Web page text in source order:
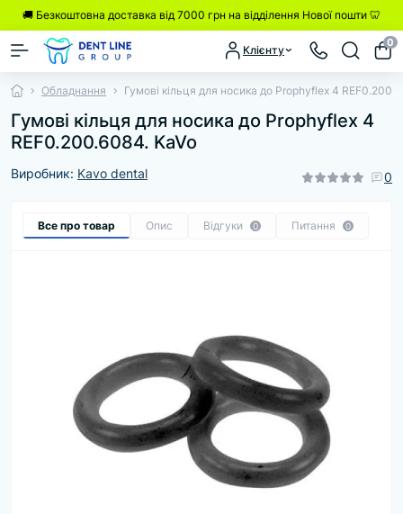
🚚 Безкоштовна доставка від 7000 грн на відділення Нової пошти 🦷
Клієнту
0
Обладнання Гумові кільця для носика до Prophyflex 4
Гумові кільця для носика до Prophyflex 4
REF0.200.6084. KaVo
Виробник: Kavo dental 0
Все про товар Опис Відгуки 0 Питання 0